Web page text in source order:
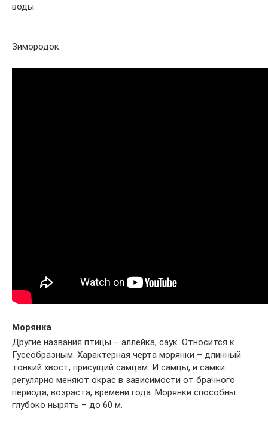
воды.
Зимородок
Морянка
Другие названия птицы – аллейка, саук. Относится к
Гусеобразным. Характерная черта морянки – длинный
тонкий хвост, присущий самцам. И самцы, и самки
регулярно меняют окрас в зависимости от брачного
периода, возраста, времени года. Морянки способны
глубоко нырять – до 60 м.